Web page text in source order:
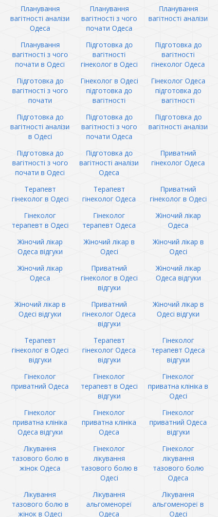
Планування
вагітності аналізи
Одеса
Планування
вагітності з чого
почати Одеса
Планування
вагітності аналізи
Планування
вагітності з чого
почати в Одесі
Підготовка до
вагітності
гінеколог в Одесі
Підготовка до
вагітності
гінеколог Одеса
Підготовка до
вагітності з чого
почати
Гінеколог в Одесі
підготовка до
вагітності
Гінеколог Одеса
підготовка до
вагітності
Підготовка до
вагітності аналізи
в Одесі
Підготовка до
вагітності з чого
почати Одеса
Підготовка до
вагітності аналізи
Підготовка до
вагітності з чого
почати в Одесі
Підготовка до
вагітності аналізи
Одеса
Приватний
гінеколог Одеса
Терапевт
гінеколог в Одесі
Терапевт
гінеколог Одеса
Приватний
гінеколог в Одесі
Гінеколог
терапевт в Одесі
Гінеколог
терапевт Одеса
Жіночий лікар
Одеса
Жіночий лікар
Одеса відгуки
Жіночий лікар в
Одесі
Жіночий лікар в
Одесі
Жіночий лікар
Одеса
Приватний
гінеколог в Одесі
відгуки
Жіночий лікар
Одеса відгуки
Жіночий лікар в
Одесі відгуки
Приватний
гінеколог Одеса
відгуки
Жіночий лікар в
Одесі відгуки
Терапевт
гінеколог в Одесі
відгуки
Терапевт
гінеколог Одеса
відгуки
Гінеколог
терапевт Одеса
відгуки
Гінеколог
приватний Одеса
Гінеколог
терапевт в Одесі
відгуки
Гінеколог
приватна клініка в
Одесі
Гінеколог
приватна клініка
Одеса відгуки
Гінеколог
приватна клініка
Одеса
Гінеколог
приватний Одеса
відгуки
Лікування
тазового болю в
жінок Одеса
Гінеколог
лікування
тазового болю в
Одесі
Гінеколог
лікування
тазового болю
Одеса
Лікування
тазового болю в
жінок в Одесі
Лікування
альгоменореї
Одеса
Лікування
альгоменореї в
Одесі